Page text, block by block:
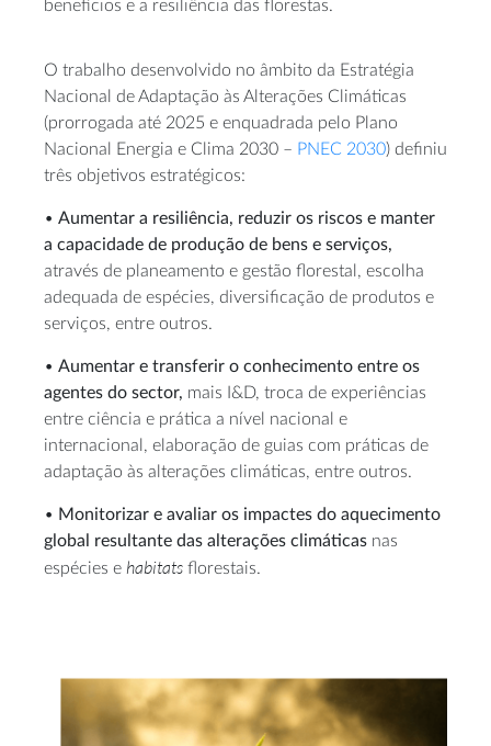
benefícios e a resiliência das florestas.
O trabalho desenvolvido no âmbito da Estratégia
Nacional de Adaptação às Alterações Climáticas
(prorrogada até 2025 e enquadrada pelo Plano
Nacional Energia e Clima 2030 – PNEC 2030) definiu
três objetivos estratégicos:
• Aumentar a resiliência, reduzir os riscos e manter
a capacidade de produção de bens e serviços,
através de planeamento e gestão florestal, escolha
adequada de espécies, diversificação de produtos e
serviços, entre outros.
• Aumentar e transferir o conhecimento entre os
agentes do sector, mais I&D, troca de experiências
entre ciência e prática a nível nacional e
internacional, elaboração de guias com práticas de
adaptação às alterações climáticas, entre outros.
• Monitorizar e avaliar os impactes do aquecimento
global resultante das alterações climáticas nas
espécies e habitats florestais.